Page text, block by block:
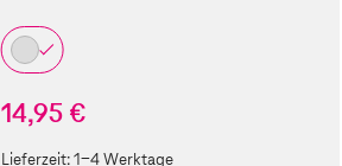
14,95 €
Lieferzeit:1-4 Werktage